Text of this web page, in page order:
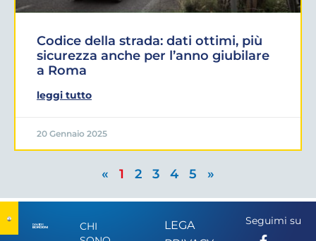
Codice della strada: dati ottimi, più
sicurezza anche per l’anno giubilare
a Roma
leggi tutto
20 Gennaio 2025
« 1 2 3 4 5 »
CHI
LEGA
Seguimi su